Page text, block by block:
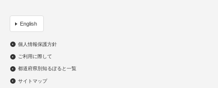
English
個人情報保護方針
ご利用に際して
都道府県別知るぽると一覧
サイトマップ